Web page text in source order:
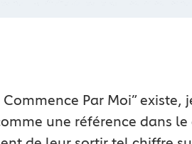
Par Moi” existe,
une référence dans